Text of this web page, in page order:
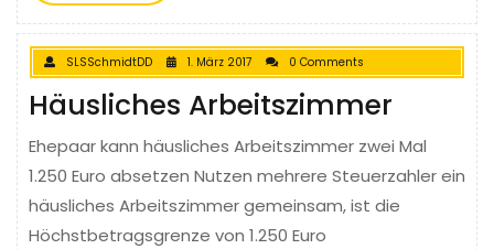
SLSSchmidtDD 1. März 2017 0 Comments
Häusliches Arbeitszimmer
Ehepaar kann häusliches Arbeitszimmer zwei Mal
1.250 Euro absetzen Nutzen mehrere Steuerzahler ein
häusliches Arbeitszimmer gemeinsam, ist die
Höchstbetragsgrenze von 1.250 Euro